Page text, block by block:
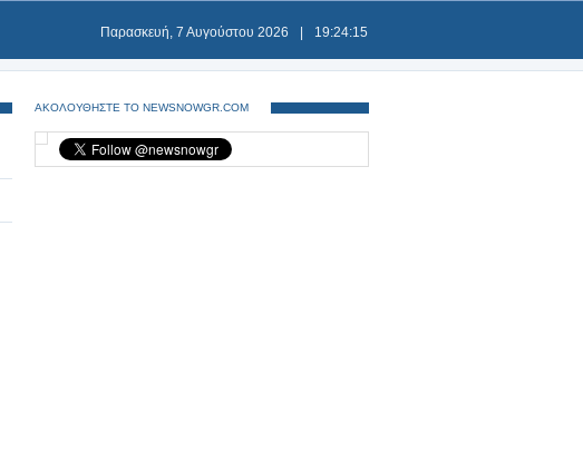
Παρασκευή, 7 Αυγούστου 2026 19:24:15
ΑΚΟΛΟΥΘΗΣΤΕ ΤΟ NEWSNOWGR.COM